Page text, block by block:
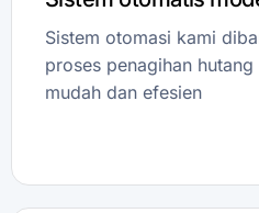
Sistem otomasi kami
proses penagihan
mudah dan efesien